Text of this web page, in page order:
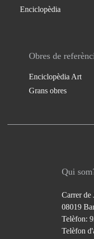
Enciclopèdia
Obres de
Enciclopèdia Art
Grans obres
Qui
Carrer de
08019
Telèfon:
Telèfon